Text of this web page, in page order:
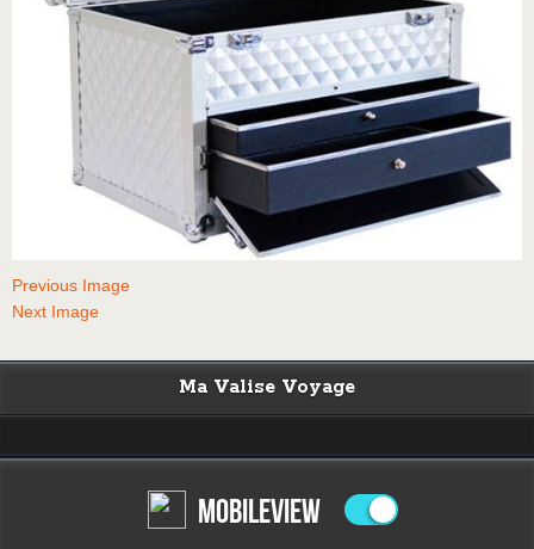
Previous Image
Next Image
Ma Valise Voyage
MOBILEVIEW